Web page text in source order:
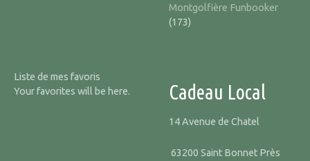
Montgolfière Funbooker
(173)
Liste de mes favoris
Your favorites will be here.
Cadeau Local
14 Avenue de Chatel
63200 Saint Bonnet Près